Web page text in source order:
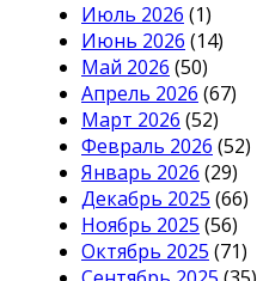
Июль 2026 (1)
Июнь 2026 (14)
Май 2026 (50)
Апрель 2026 (67)
Март 2026 (52)
Февраль 2026 (52)
Январь 2026 (29)
Декабрь 2025 (66)
Ноябрь 2025 (56)
Октябрь 2025 (71)